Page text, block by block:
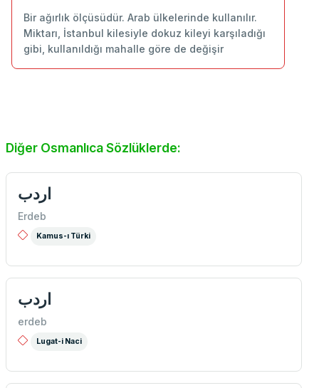
Bir ağırlık ölçüsüdür. Arab ülkelerinde kullanılır.
Miktarı, İstanbul kilesiyle dokuz kileyi karşıladığı
gibi, kullanıldığı mahalle göre de değişir
Diğer Osmanlıca Sözlüklerde:
اردب
Erdeb
Kamus-ı Türki
اردب
erdeb
Lugat-i Naci